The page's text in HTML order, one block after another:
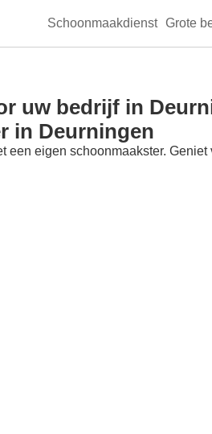
Schoonmaakdienst Grote
uw bedrijf in
in Deurningen
een eigen schoonmaakster.